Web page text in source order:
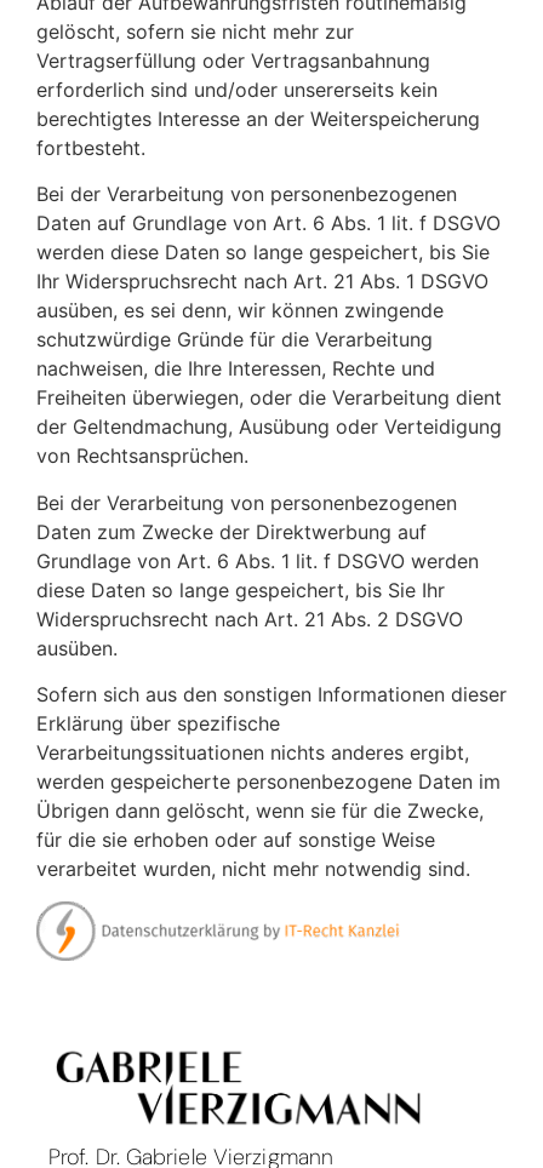
gelöscht, sofern sie nicht mehr zur
Vertragserfüllung oder Vertragsanbahnung
erforderlich sind und/oder unsererseits kein
berechtigtes Interesse an der Weiterspeicherung
fortbesteht.
Bei der Verarbeitung von personenbezogenen
Daten auf Grundlage von Art. 6 Abs. 1 lit. f DSGVO
werden diese Daten so lange gespeichert, bis Sie
Ihr Widerspruchsrecht nach Art. 21 Abs. 1 DSGVO
ausüben, es sei denn, wir können zwingende
schutzwürdige Gründe für die Verarbeitung
nachweisen, die Ihre Interessen, Rechte und
Freiheiten überwiegen, oder die Verarbeitung dient
der Geltendmachung, Ausübung oder Verteidigung
von Rechtsansprüchen.
Bei der Verarbeitung von personenbezogenen
Daten zum Zwecke der Direktwerbung auf
Grundlage von Art. 6 Abs. 1 lit. f DSGVO werden
diese Daten so lange gespeichert, bis Sie Ihr
Widerspruchsrecht nach Art. 21 Abs. 2 DSGVO
ausüben.
Sofern sich aus den sonstigen Informationen dieser
Erklärung über spezifische
Verarbeitungssituationen nichts anderes ergibt,
werden gespeicherte personenbezogene Daten im
Übrigen dann gelöscht, wenn sie für die Zwecke,
für die sie erhoben oder auf sonstige Weise
verarbeitet wurden, nicht mehr notwendig sind.
Prof. Dr. Gabriele Vierzigmann